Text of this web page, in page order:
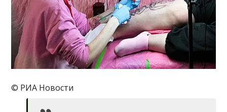
© РИА Новости